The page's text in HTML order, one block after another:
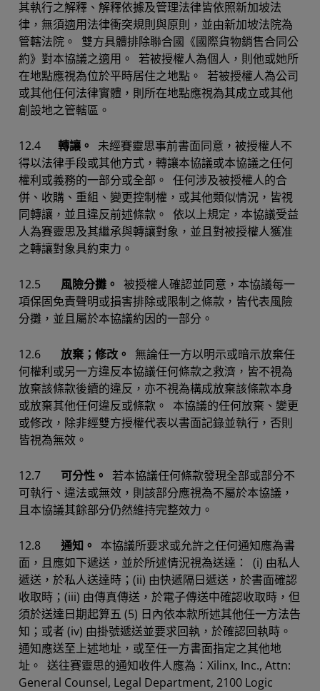
其執行之解釋、解釋依據及管理法律皆依照新加坡法
律，無須適用法律衝突規則與原則，並由新加坡法院為
管轄法院。 雙方具體排除聯合國《國際貨物銷售合同公
約》對本協議之適用。 若被授權人為個人，則他或她所
在地點應視為位於平時居住之地點。 若被授權人為公司
或其他任何法律實體，則所在地點應視為其成立或其他
創設地之管轄區。
12.4 轉讓。
未經賽靈思事前書面同意，被授權人不
得以法律手段或其他方式，轉讓本協議或本協議之任何
權利或義務的一部分或全部。 任何涉及被授權人的合
併、收購、重組、變更控制權，或其他類似情況，皆視
同轉讓，並且違反前述條款。 依以上規定，本協議受益
人為賽靈思及其繼承與轉讓對象，並且對被授權人獲准
之轉讓對象具約束力。
12.5 風險分攤。 被授權人確認並同意，本協議每一
項保固免責聲明或損害排除或限制之條款，皆代表風險
分攤，並且屬於本協議約因的一部分。
12.6 放棄；修改。
無論任一方以明示或暗示放棄任
何權利或另一方違反本協議任何條款之救濟，皆不視為
放棄該條款後續的違反，亦不視為構成放棄該條款本身
或放棄其他任何違反或條款。 本協議的任何放棄、變更
或修改，除非經雙方授權代表以書面記錄並執行，否則
皆視為無效。
12.7 可分性。 若本協議任何條款發現全部或部分不
可執行、違法或無效，則該部分應視為不屬於本協議，
且本協議其餘部分仍然維持完整效力。
12.8 通知。
本協議所要求或允許之任何通知應為書
面，且應如下遞送，並於所述情況視為送達： (i) 由私人
遞送，於私人送達時；(ii) 由快遞隔日遞送，於書面確認
收取時；(iii) 由傳真傳送，於電子傳送中確認收取時，但
須於送達日期起算五 (5) 日內依本款所述其他任一方法告
知；或者 (iv) 由掛號遞送並要求回執，於確認回執時。
通知應送至上述地址，或至任一方書面指定之其他地
址。 送往賽靈思的通知收件人應為：Xilinx, Inc., Attn:
General Counsel, Legal Department, 2100 Logic